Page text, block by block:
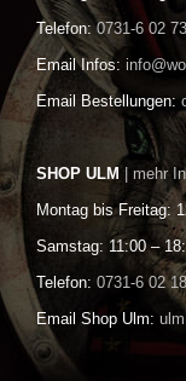
Telefon: 0731-6 02
Email Infos:
Email Bestellungen:
SHOP ULM | mehr
Montag bis Freitag:
Samstag: 11:00 –
Telefon: 0731-6 02
Email Shop Ulm: